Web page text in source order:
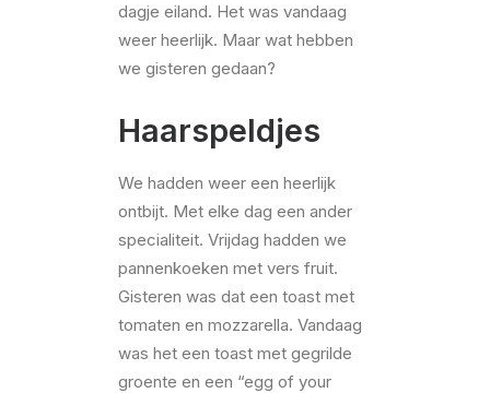
dagje eiland. Het was vandaag
weer heerlijk. Maar wat hebben
we gisteren gedaan?
Haarspeldjes
We hadden weer een heerlijk
ontbijt. Met elke dag een ander
specialiteit. Vrijdag hadden we
pannenkoeken met vers fruit.
Gisteren was dat een toast met
tomaten en mozzarella. Vandaag
was het een toast met gegrilde
groente en een “egg of your